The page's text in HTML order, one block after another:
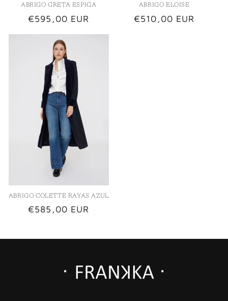
ABRIGO GRETA ESPIGA
Precio
€595,00 EUR
ABRIGO ELOISE
Precio
€510,00 EUR
ABRIGO COLETTE RAYAS AZUL
Precio
€585,00 EUR